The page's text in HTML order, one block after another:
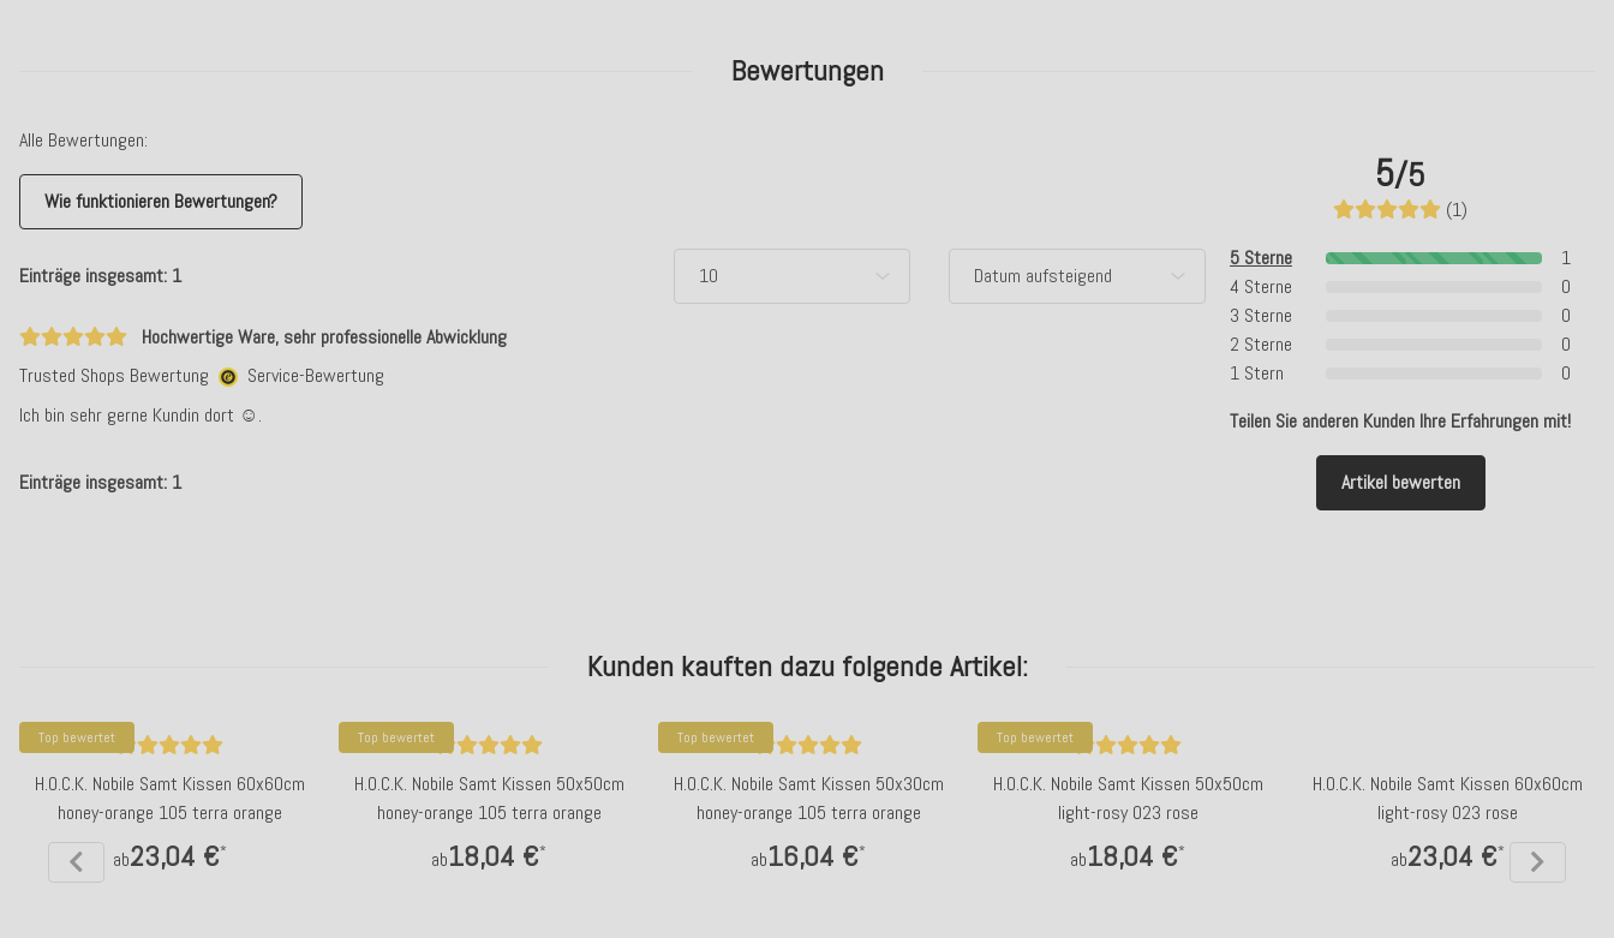
Bewertungen
5/5
(1)
5 Sterne
1
4 Sterne
0
3 Sterne
0
2 Sterne
0
1 Stern
0
Teilen Sie anderen Kunden Ihre Erfahrungen mit!
Artikel bewerten
Alle Bewertungen:
Wie funktionieren Bewertungen?
Einträge insgesamt: 1
Hochwertige Ware, sehr professionelle Abwicklung
Trusted Shops Bewertung
Service-Bewertung
Ich bin sehr gerne Kundin dort ☺️.
Einträge insgesamt: 1
Kunden kauften dazu folgende Artikel:
Top bewertet
H.O.C.K. Nobile Samt Kissen 60x60cm
honey-orange 105 terra orange
ab23,04 €*
Top bewertet
H.O.C.K. Nobile Samt Kissen 50x50cm
honey-orange 105 terra orange
ab18,04 €*
Top bewertet
H.O.C.K. Nobile Samt Kissen 50x30cm
honey-orange 105 terra orange
ab16,04 €*
Top bewertet
H.O.C.K. Nobile Samt Kissen 50x50cm
light-rosy 023 rose
ab18,04 €*
H.O.C.K. Nobile Samt Kissen 60x60cm
light-rosy 023 rose
ab23,04 €*